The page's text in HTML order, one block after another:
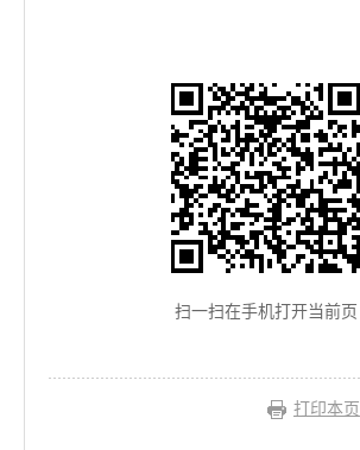
扫一扫在手机打开当前页
打印本页